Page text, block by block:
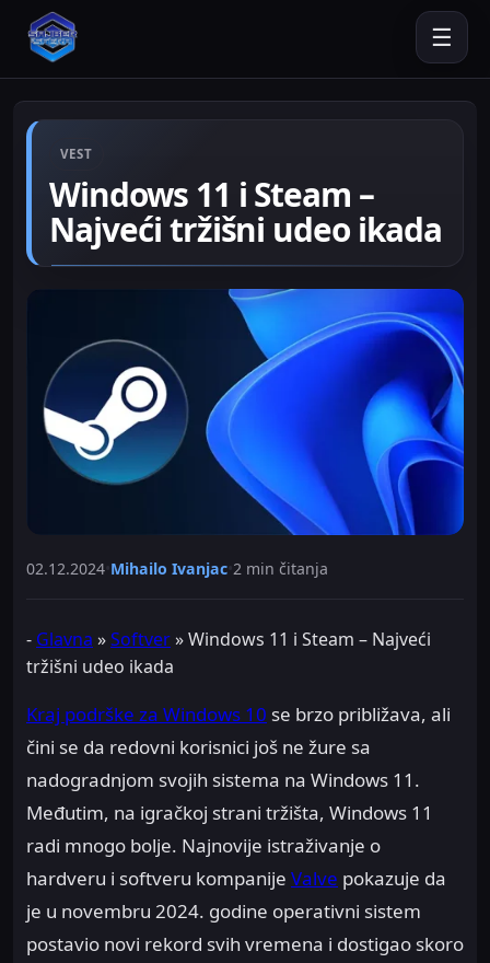
☰
VEST
Windows 11 i Steam –
Najveći tržišni udeo ikada
02.12.2024 Mihailo Ivanjac 2 min čitanja
- Glavna »Softver»Windows 11 i Steam – Najveći
tržišni udeo ikada
Kraj podrške za Windows 10 se brzo približava, ali
čini se da redovni korisnici još ne žure sa
nadogradnjom svojih sistema na Windows 11.
Međutim, na igračkoj strani tržišta, Windows 11
radi mnogo bolje. Najnovije istraživanje o
hardveru i softveru kompanije Valve pokazuje da
je u novembru 2024. godine operativni sistem
postavio novi rekord svih vremena i dostigao skoro